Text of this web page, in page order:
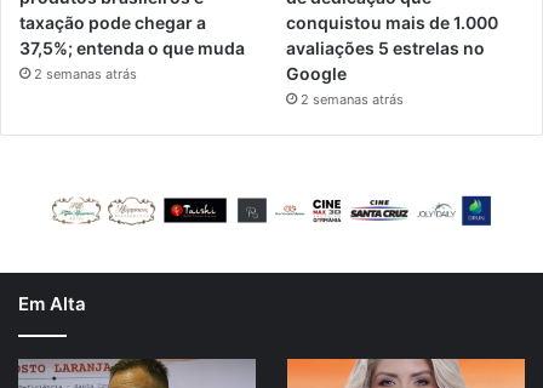
taxação pode chegar a
37,5%; entenda o que muda
2 semanas atrás
conquistou mais de 1.000
avaliações 5 estrelas no
Google
2 semanas atrás
Em Alta